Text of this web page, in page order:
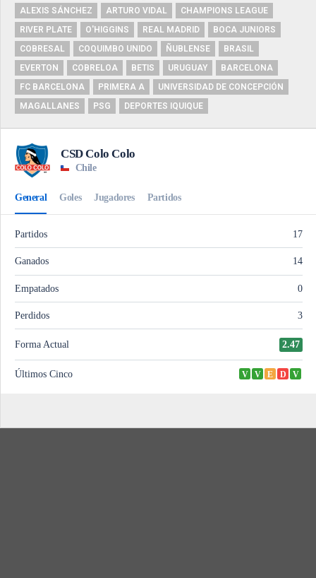
ALEXIS SÁNCHEZ
ARTURO VIDAL
CHAMPIONS LEAGUE
RIVER PLATE
O'HIGGINS REAL MADRID
BOCA JUNIORS
COBRESAL
COQUIMBO UNIDO ÑUBLENSE
BRASIL
EVERTON
COBRELOA BETIS URUGUAY
BARCELONA
FC BARCELONA
PRIMERA A
UNIVERSIDAD DE CONCEPCIÓN
MAGALLANES
PSG DEPORTES IQUIQUE